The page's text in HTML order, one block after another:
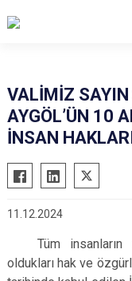
VALİMİZ SAYIN
AYGÖL’ÜN 10
İNSAN
11.12.2024
Tüm
oldukları hak ve